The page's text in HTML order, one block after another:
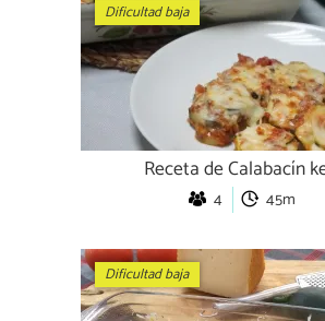
Dificultad baja
Receta de Calabacín
4 45m
Dificultad baja